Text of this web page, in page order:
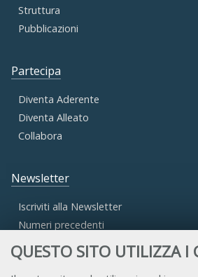
QUESTO SITO UTILIZZA I
Struttura
Pubblicazioni
Partecipa
Diventa Aderente
Diventa Alleato
Collabora
Newsletter
Iscriviti alla Newsletter
Numeri precedenti